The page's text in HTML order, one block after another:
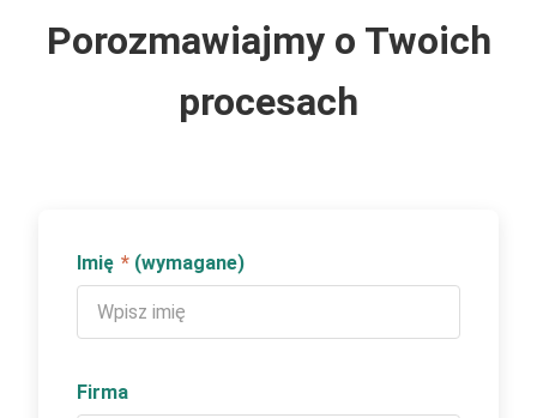
Porozmawiajmy o Twoich
procesach
Imię * (wymagane)
Firma